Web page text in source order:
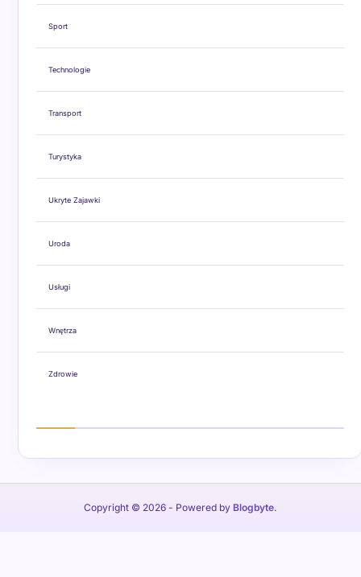
Sport
Technologie
Transport
Turystyka
Ukryte Zajawki
Uroda
Usługi
Wnętrza
Zdrowie
Copyright © 2026 - Powered by Blogbyte.